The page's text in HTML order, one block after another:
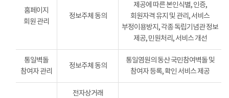
홈페이지
회원 관리
정보주체 동의
제공에 따른 본인식별, 인증,
회원자격 유지 및 관리, 서비스
부정이용방지, 각종 독립기념관 정보
제공, 민원처리, 서비스 개선
통일벽돌
참여자 관리
정보주체 동의
통일염원의 동산 국민참여벽돌 및
참여자 등록, 확인 서비스 제공
전자상거래